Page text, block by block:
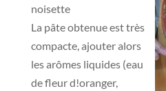
noisette
La pâte obtenue est très
compacte, ajouter alors
les arômes liquides (eau
de fleur d!oranger,